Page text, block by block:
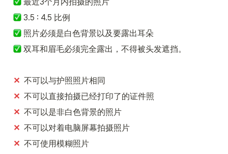
3.5 : 4.5 比例
照片必须是白色背景以及要露出耳朵
双耳和眉毛必须完全露出，不得被头发遮挡。
✕ 不可以与护照照片相同
✕ 不可以直接拍摄已经打印了的证件照
✕ 不可以是非白色背景的照片
✕ 不可以对着电脑屏幕拍摄照片
✕ 不可使用模糊照片